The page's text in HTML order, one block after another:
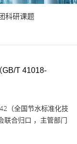
科研课题
T 41018-
（全国节水标准化技
联合归口 ，主管部门